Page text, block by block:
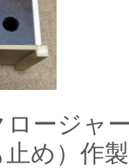
ージャ
め）作